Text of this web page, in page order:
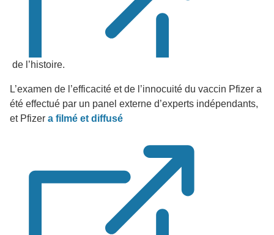
de l’histoire.
L’examen de l’efficacité et de l’innocuité du vaccin Pfizer a
été effectué par un panel externe d’experts indépendants,
et Pfizer a filmé et diffusé